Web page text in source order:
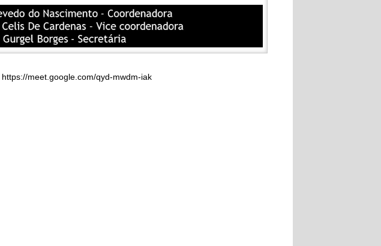
https://meet.google.com/qyd-mwdm-iak